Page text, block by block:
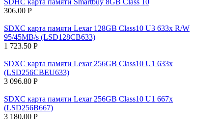
306.00 Р
SDXC карта памяти Lexar 128GB Class10 U3 633x R/W
95/45MB/s (LSD128CB633)
1 723.50 Р
SDXC карта памяти Lexar 256GB Class10 U1 633x
(LSD256CBEU633)
3 096.80 Р
SDXC карта памяти Lexar 256GB Class10 U1 667x
(LSD256B667)
3 180.00 Р